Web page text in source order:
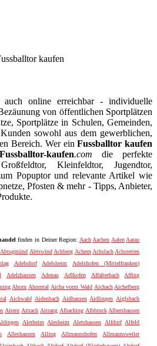
online erreichbar - individuelle
von öffentlichen Sportplätzen
Sportplätze in Schulen, Gemeinden,
sowohl aus dem gewerblichen,
Bereich. Wer einFussballtor kaufen
Fussballtor-kaufen.com die perfekte
Kleinfeldtor, Jugendtor,
Popuptor und relevante Artikel wie
Pfosten & mehr - Tipps, Anbieter,
finden in Deiner Region: Aach Aachen Aalen Aarau
Abtsgmünd Abtswind Achberg Achern Achslach Achstetten
Adelsdorf Adelsheim
Adelshofen (Mittelfranken)
Adelzhausen Adenau Adlkofen Affalterbach
Affing
Ahorn Ahorntal Aicha vorm Wald Aichach Aichelberg
Aichwald Aidenbach Aidhausen Aidlingen Aiglsbach
Aitern Aitrach Aitrang Albaching Albbruck Albershausen
Alerheim Alesheim Aletshausen Alfdorf Alfeld
Alleshausen Alling Allmannshofen
Allmannsweiler